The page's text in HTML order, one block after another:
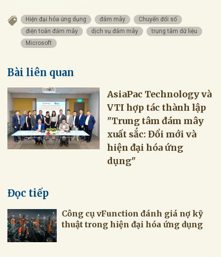
Hiện đại hóa ứng dụng đám mây
Chuyển đổi số
điện toán đám mây
dịch vụ đám mây
trung tâm dữ liệu
Microsoft
Bài liên quan
AsiaPac Technology và
VTI hợp tác thành lập
"Trung tâm đám mây
xuất sắc: Đổi mới và
hiện đại hóa ứng
dụng"
Đọc tiếp
Công cụ vFunction đánh giá nợ kỹ
thuật trong hiện đại hóa ứng dụng